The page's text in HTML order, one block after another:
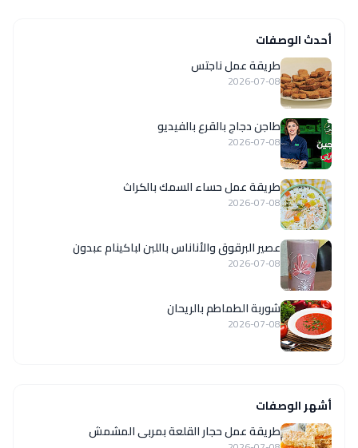
أحدث الوصفات
طريقة عمل ناجتس
2026-07-08
طاجن دجاج بالقرع بالفيديو
2026-07-08
طريقة عمل حساء السمك بالكراث
2026-07-08
عصير البرقوق والأناناس باللبن لباكينام عبدون
2026-07-08
شوربة الطماطم بالريحان
2026-07-08
أشهر الوصفات
طريقة عمل حجار القلعة بمربى المشمش